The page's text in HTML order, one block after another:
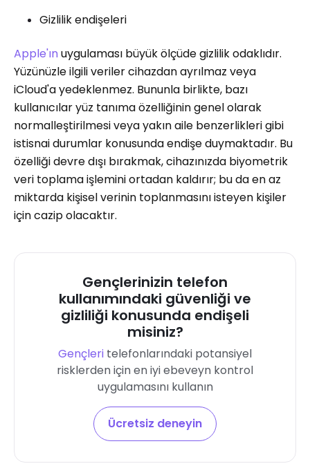
Gizlilik endişeleri
Apple'ın uygulaması büyük ölçüde gizlilik odaklıdır.
Yüzünüzle ilgili veriler cihazdan ayrılmaz veya
iCloud'a yedeklenmez. Bununla birlikte, bazı
kullanıcılar yüz tanıma özelliğinin genel olarak
normalleştirilmesi veya yakın aile benzerlikleri gibi
istisnai durumlar konusunda endişe duymaktadır. Bu
özelliği devre dışı bırakmak, cihazınızda biyometrik
veri toplama işlemini ortadan kaldırır; bu da en az
miktarda kişisel verinin toplanmasını isteyen kişiler
için cazip olacaktır.
Gençlerinizin telefon
kullanımındaki güvenliği ve
gizliliği konusunda endişeli
misiniz?
Gençleri telefonlarındaki potansiyel
risklerden için en iyi ebeveyn kontrol
uygulamasını kullanın
Ücretsiz deneyin